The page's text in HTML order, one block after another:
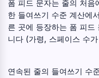
폼 피드 문자는 줄의 처음
한 들여쓰기 수준 계산에
른 곳에 등장하는 폼 피드
니다 (가령, 스페이스 수
연속된 줄의 들여쓰기 수